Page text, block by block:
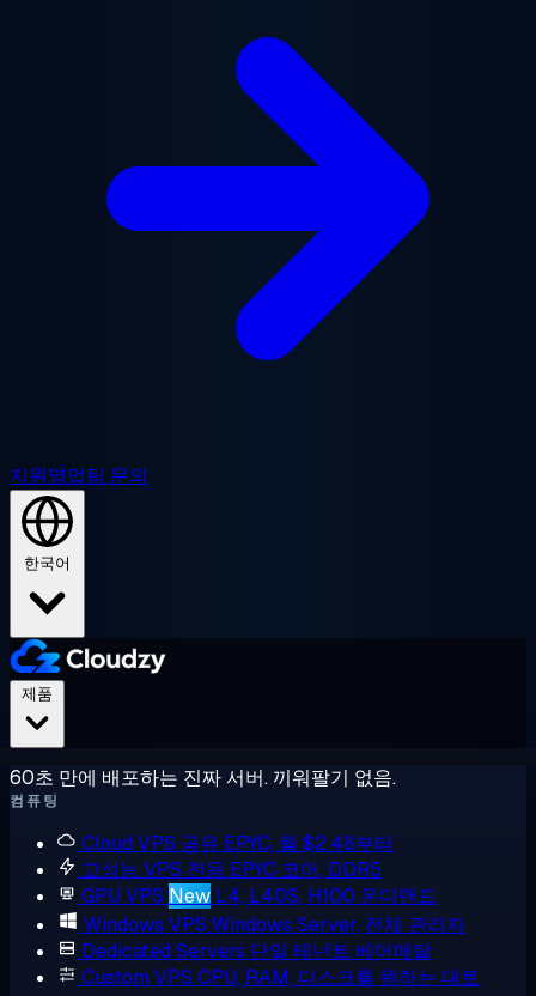
지원영업팀 문의
한국어
60초 만에 배포하는 진짜 서버. 끼워팔기 없음.
컴퓨팅
Cloud VPS 공유 EPYC, 월 $2.48부터
고성능 VPS 전용 EPYC 코어, DDR5
GPU VPS New L4, L40S, H100 온디맨드
Windows VPS Windows Server, 전체 관리자
Dedicated Servers 단일 테넌트 베어메탈
Custom VPS CPU, RAM, 디스크를 원하는 대로